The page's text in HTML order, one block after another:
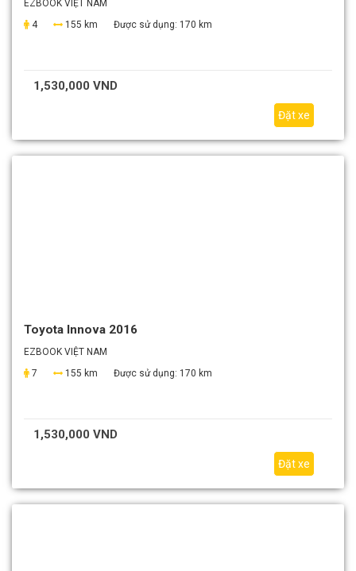
EZBOOK VIỆT NAM
4
155 km Được sử dụng: 170 km
1,530,000 VND
Đặt xe
Toyota Innova 2016
EZBOOK VIỆT NAM
7
155 km Được sử dụng: 170 km
1,530,000 VND
Đặt xe